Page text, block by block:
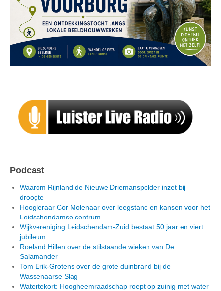
Podcast
Waarom Rijnland de Nieuwe Driemanspolder inzet bij
droogte
Hoogleraar Cor Molenaar over leegstand en kansen voor het
Leidschendamse centrum
Wijkvereniging Leidschendam-Zuid bestaat 50 jaar en viert
jubileum
Roeland Hillen over de stilstaande wieken van De
Salamander
Tom Erik-Grotens over de grote duinbrand bij de
Wassenaarse Slag
Watertekort: Hoogheemraadschap roept op zuinig met water